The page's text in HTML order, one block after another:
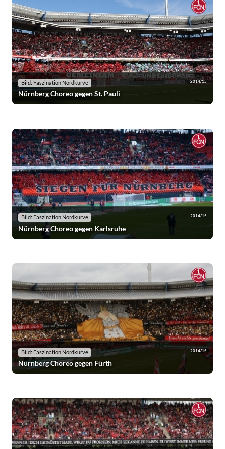
Bild: Faszination Nordkurve 2014/15
Nürnberg Choreo gegen St. Pauli
Bild: Faszination Nordkurve 2014/15
Nürnberg Choreo gegen Karlsruhe
Bild: Faszination Nordkurve 2014/15
Nürnberg Choreo gegen Fürth